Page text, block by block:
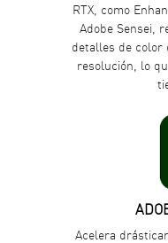
RTX, como
Adobe Sensei,
detalles de color
resolución, lo
Acelera